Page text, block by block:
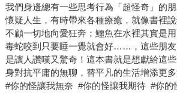
我們身邊總有一些思考行為「超怪奇」的
懷疑人生，有時帶來各種療癒，就像書裡
不顧一切地向愛狂奔；鱷魚在水裡其實是
毒蛇咬到只要睡一覺就會好……，這些朋友
是讓人讚嘆又驚奇！這本書就是想獻給這
身對抗平庸的無聊，替平凡的生活增添更多
#你的怪讓我無奈 #你的怪讓我期待 #你的